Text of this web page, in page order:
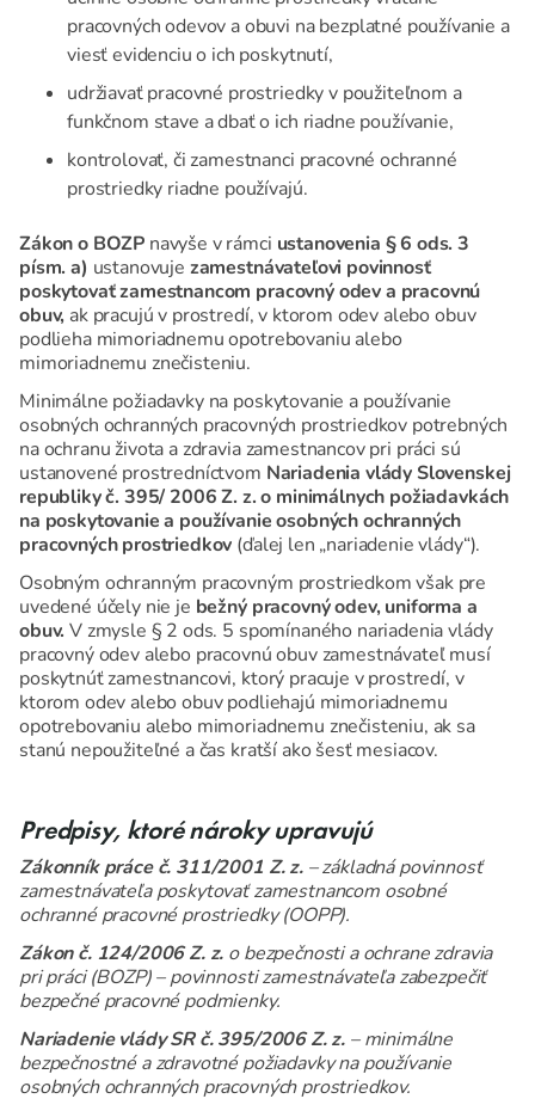
pracovných odevov a obuvi na bezplatné používanie a
viesť evidenciu o ich poskytnutí,
udržiavať pracovné prostriedky v použiteľnom a
funkčnom stave a dbať o ich riadne používanie,
kontrolovať, či zamestnanci pracovné ochranné
prostriedky riadne používajú.
Zákon o BOZP navyše v rámci ustanovenia § 6 ods. 3
písm. a) ustanovuje zamestnávateľovi povinnosť
poskytovať zamestnancom pracovný odev a pracovnú
obuv, ak pracujú v prostredí, v ktorom odev alebo obuv
podlieha mimoriadnemu opotrebovaniu alebo
mimoriadnemu znečisteniu.
Minimálne požiadavky na poskytovanie a používanie
osobných ochranných pracovných prostriedkov potrebných
na ochranu života a zdravia zamestnancov pri práci sú
ustanovené prostredníctvom Nariadenia vlády Slovenskej
republiky č. 395/ 2006 Z. z. o minimálnych požiadavkách
na poskytovanie a používanie osobných ochranných
pracovných prostriedkov (ďalej len „nariadenie vlády“).
Osobným ochranným pracovným prostriedkom však pre
uvedené účely nie je bežný pracovný odev, uniforma a
obuv. V zmysle § 2 ods. 5 spomínaného nariadenia vlády
pracovný odev alebo pracovnú obuv zamestnávateľ musí
poskytnúť zamestnancovi, ktorý pracuje v prostredí, v
ktorom odev alebo obuv podliehajú mimoriadnemu
opotrebovaniu alebo mimoriadnemu znečisteniu, ak sa
stanú nepoužiteľné a čas kratší ako šesť mesiacov.
Predpisy, ktoré nároky upravujú
Zákonník práce č. 311/2001 Z. z.– základná povinnosť
zamestnávateľa poskytovať zamestnancom osobné
ochranné pracovné prostriedky (OOPP).
Zákon č. 124/2006 Z. z. o bezpečnosti a ochrane zdravia
pri práci (BOZP) – povinnosti zamestnávateľa zabezpečiť
bezpečné pracovné podmienky.
Nariadenie vlády SR č. 395/2006 Z. z. – minimálne
bezpečnostné a zdravotné požiadavky na používanie
osobných ochranných pracovných prostriedkov.